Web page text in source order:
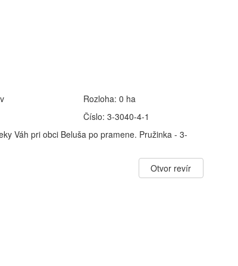
Rozloha:0 ha
Číslo:3-3040-4-1
Váh pri obci Beluša po pramene. Pružinka - 3-
Otvor revír